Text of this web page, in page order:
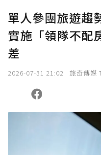
您當前剩餘 U 利點
單人參團旅遊趨
實施「領隊不配
差
2026-07-31 21:02 旅奇傳媒